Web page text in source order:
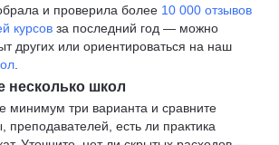
и проверила более 10 000 отзывов
курсов за последний год — можно
других или ориентироваться на наш
несколько школ
минимум три варианта и сравните
преподавателей, есть ли практика